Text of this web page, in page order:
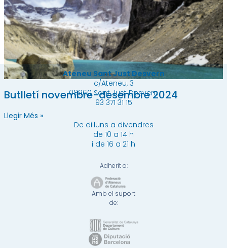
Butlletí novembre-desembre 2024
Llegir Més »
Ateneu Sant Just Desvern
c/Ateneu, 3
08960 Sant Just Desvern
93 371 31 15
De dilluns a divendres
de 10 a 14 h
i de 16 a 21 h
Adherit a:
Amb el suport
de: